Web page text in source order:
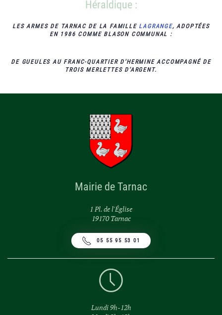
Héraldique :
LES ARMES DE TARNAC DE LA FAMILLE LAGRANGE, ADOPTÉES
EN 1986 COMME BLASON COMMUNAL :
DE GUEULES AU FRANC-QUARTIER D’HERMINE ACCOMPAGNÉ DE
TROIS MERLETTES D’ARGENT.
Mairie de Tarnac
1 Pl. de l'Église
19170 Tarnac
05 55 95 53 01
Lundi 9h-12h